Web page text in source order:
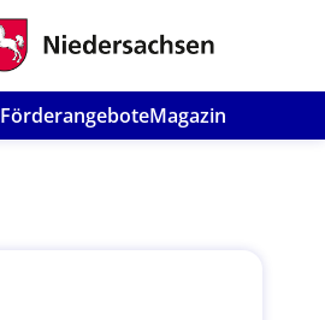
FörderangeboteMagazin